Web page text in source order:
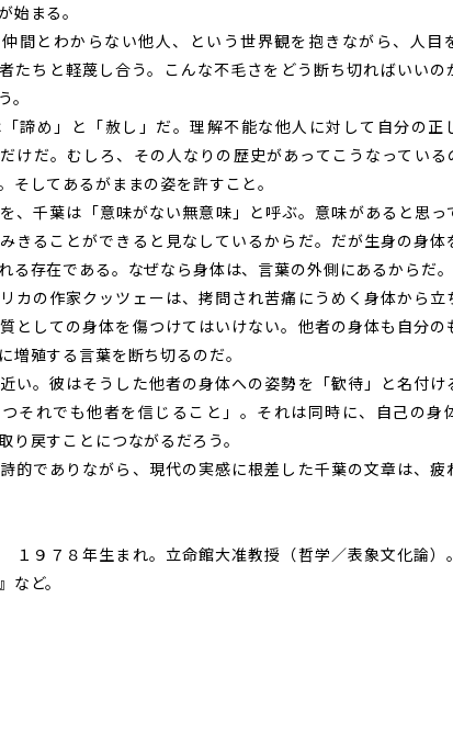
始まる。
間とわからない他人、という世界観を抱きながら、人目
たちと軽蔑し合う。こんな不毛さをどう断ち切ればいいの
諦め」と「赦し」だ。理解不能な他人に対して自分の正
けだ。むしろ、その人なりの歴史があってこうなっている
そしてあるがままの姿を許すこと。
、千葉は「意味がない無意味」と呼ぶ。意味があると思っ
きることができると見なしているからだ。だが生身の身体
る存在である。なぜなら身体は、言葉の外側にあるからだ。
カの作家クッツェーは、拷問され苦痛にうめく身体から立
としての身体を傷つけてはいけない。他者の身体も自分の
増殖する言葉を断ち切るのだ。
い。彼はそうした他者の身体への姿勢を「歓待」と名付け
それでも他者を信じること」。それは同時に、自己の身
り戻すことにつながるだろう。
的でありながら、現代の実感に根差した千葉の文章は、疲
９７８年生まれ。立命館大准教授（哲学／表象文化論）
など。